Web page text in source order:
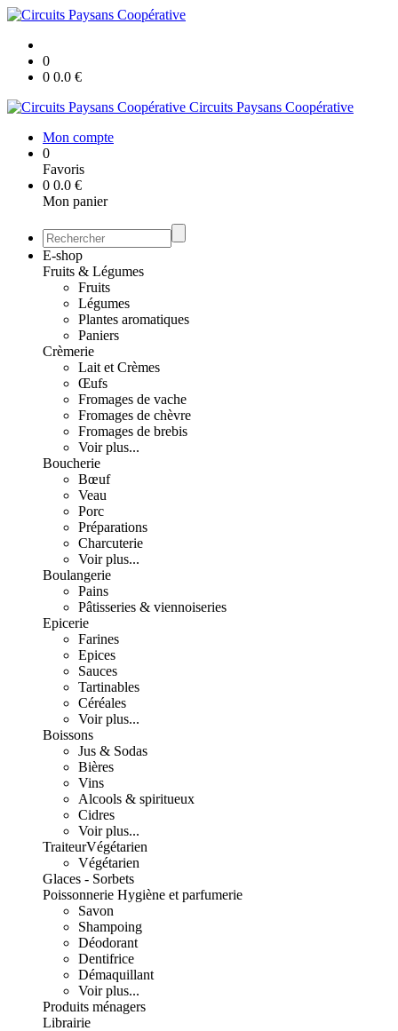
0
0 0.0 €
Circuits Paysans Coopérative
Mon compte
0
Favoris
0 0.0 €
Mon panier
E-shop
Fruits & Légumes
Fruits
Légumes
Plantes aromatiques
Paniers
Crèmerie
Lait et Crèmes
Œufs
Fromages de vache
Fromages de chèvre
Fromages de brebis
Voir plus...
Boucherie
Bœuf
Veau
Porc
Préparations
Charcuterie
Voir plus...
Boulangerie
Pains
Pâtisseries & viennoiseries
Epicerie
Farines
Epices
Sauces
Tartinables
Céréales
Voir plus...
Boissons
Jus & Sodas
Bières
Vins
Alcools & spiritueux
Cidres
Voir plus...
TraiteurVégétarien
Végétarien
Glaces - Sorbets
Poissonnerie Hygiène et parfumerie
Savon
Shampoing
Déodorant
Dentifrice
Démaquillant
Voir plus...
Produits ménagers
Librairie